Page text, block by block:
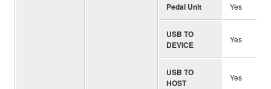
Pedal Unit Yes
USB TO
DEVICE
Yes
USB TO
HOST
Yes